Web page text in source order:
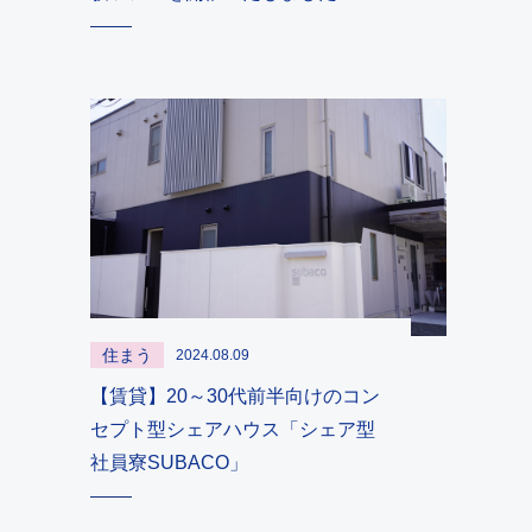
住まう 2024.08.09
【賃貸】20～30代前半向けのコン
セプト型シェアハウス「シェア型
社員寮SUBACO」